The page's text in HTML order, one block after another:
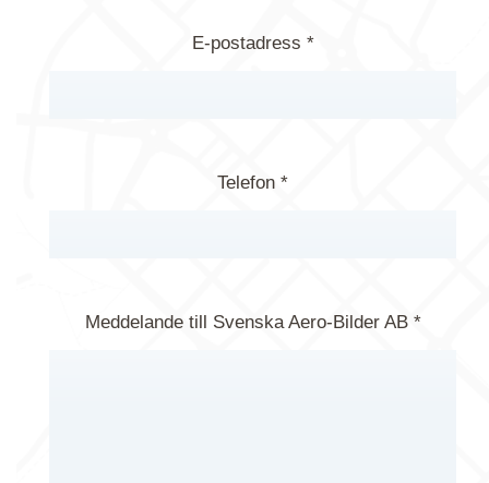
E-postadress *
Telefon *
Meddelande till Svenska Aero-Bilder AB *